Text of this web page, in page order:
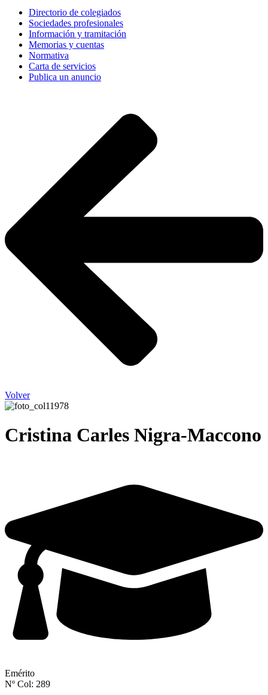
Directorio de colegiados
Sociedades profesionales
Información y tramitación
Memorias y cuentas
Normativa
Carta de servicios
Publica un anuncio
Volver
Cristina Carles Nigra-Maccono
Emérito
Nº Col: 289